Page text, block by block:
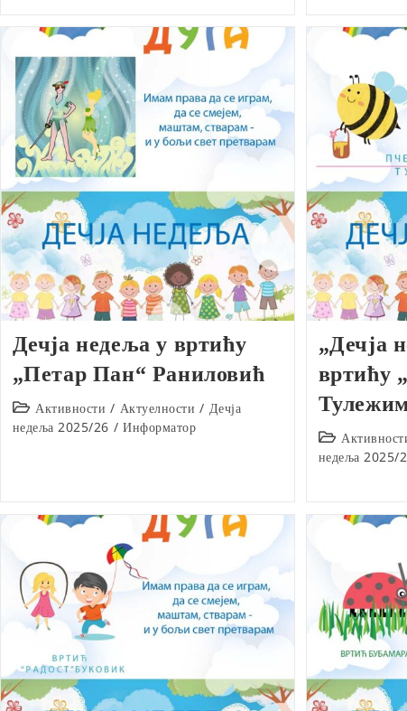
Дечја недеља у вртићу
„Петар Пан“ Раниловић
Post
category:
Активности / Актуелности / Дечја
недеља 2025/26 / Информатор
„Дечја
вртићу
Post
category:
недеља 2025/
Књаза Милоша 178, Аранђеловац
34300
duga.ar@mts.rs